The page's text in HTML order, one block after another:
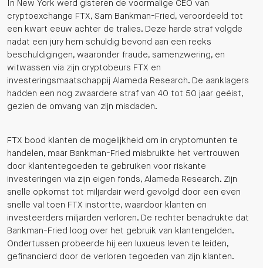
In New York werd gisteren de voormalige CEO van
cryptoexchange FTX, Sam Bankman-Fried, veroordeeld tot
een kwart eeuw achter de tralies. Deze harde straf volgde
nadat een jury hem schuldig bevond aan een reeks
beschuldigingen, waaronder fraude, samenzwering, en
witwassen via zijn cryptobeurs FTX en
investeringsmaatschappij Alameda Research. De aanklagers
hadden een nog zwaardere straf van 40 tot 50 jaar geëist,
gezien de omvang van zijn misdaden.
FTX bood klanten de mogelijkheid om in cryptomunten te
handelen, maar Bankman-Fried misbruikte het vertrouwen
door klantentegoeden te gebruiken voor riskante
investeringen via zijn eigen fonds, Alameda Research. Zijn
snelle opkomst tot miljardair werd gevolgd door een even
snelle val toen FTX instortte, waardoor klanten en
investeerders miljarden verloren. De rechter benadrukte dat
Bankman-Fried loog over het gebruik van klantengelden.
Ondertussen probeerde hij een luxueus leven te leiden,
gefinancierd door de verloren tegoeden van zijn klanten.